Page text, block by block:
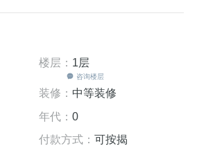
楼层： 1层
咨询楼层
装修： 中等装修
年代： 0
付款方式： 可按揭